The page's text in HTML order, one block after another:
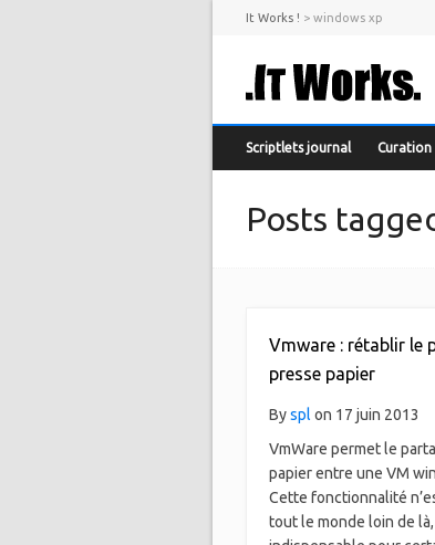
It Works ! > windows xp
Scriptlets journal Curation
Posts
Vmware : rétablir le
presse papier
Byspl on 17 juin 2013
VmWare permet le
papier entre une VM
Cette fonctionnalité
tout le monde loin de